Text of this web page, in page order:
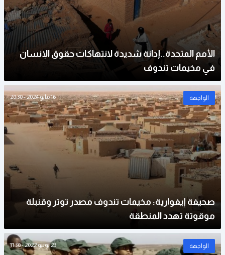
الأمم المتحدة..إدانة شديدة لانتهاكات حقوق الإنسان
في مخيمات تندوف
الواجهة 16 مايو 2024 - 20:30
صحيفة إيفوارية: مخيمات تندوف مصدر توتر وقنبلة
موقوتة تهدد المنطقة
الواجهة 23 يونيو 2022 - 11:30